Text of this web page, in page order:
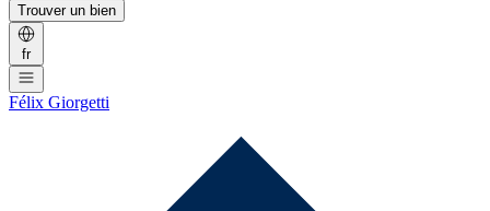
Trouver un bien
fr
Félix Giorgetti